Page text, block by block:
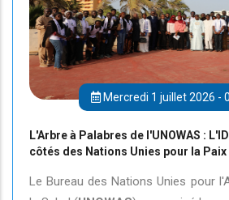
Mercredi 1 juillet 2026 -
L'Arbre à Palabres de l'UNOWAS :
côtés des Nations Unies pour la
Le Bureau des Nations Unies pour